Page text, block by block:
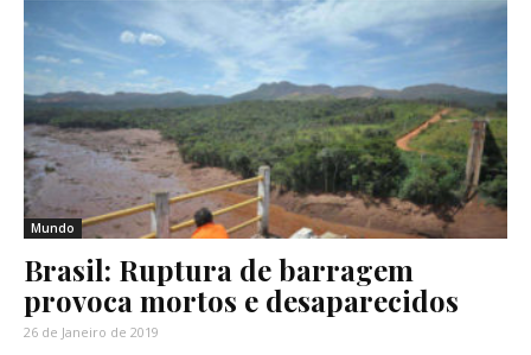
Mundo
Brasil: Ruptura de barragem
provoca mortos e desaparecidos
26 de Janeiro de 2019